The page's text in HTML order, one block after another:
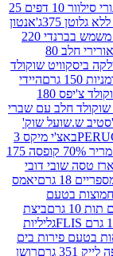
אצות נורי סילוור 10 דפים 25
אנטון
אנטון ברג מרציפן משמש בברנדי 220
שוקולד רושן אורירי חלב 80
שוקולד
היידי
טוניס שוקולד חלב עם עוגיות שוקולד צ'יפס 180
עם שברי
שוק'
באצ'י מיקס 3
באצ'י מריר 70% קופסה 175
דובי
יאמס
ביצת
גליליות
בים
רושן